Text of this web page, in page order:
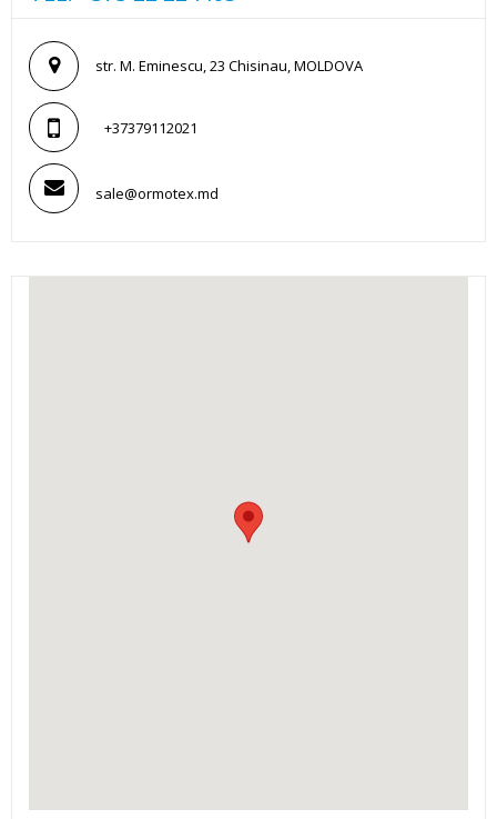
str. M. Eminescu, 23 Chisinau, MOLDOVA
+37379112021
sale@ormotex.md